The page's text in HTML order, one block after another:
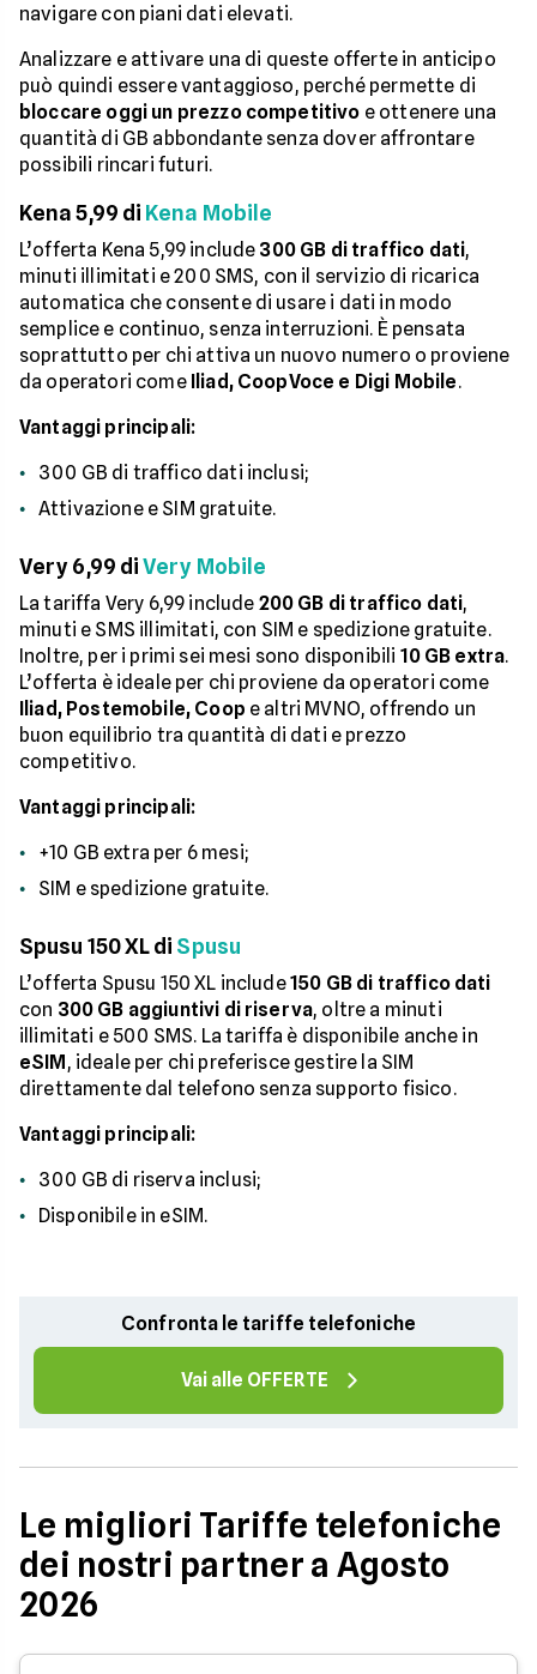
navigare con piani dati elevati.
Analizzare e attivare una di queste offerte in anticipo
può quindi essere vantaggioso, perché permette di
bloccare oggi un prezzo competitivo e ottenere una
quantità di GB abbondante senza dover affrontare
possibili rincari futuri.
Kena 5,99 di Kena Mobile
L’offerta Kena 5,99 include 300 GB di traffico dati,
minuti illimitati e 200 SMS, con il servizio di ricarica
automatica che consente di usare i dati in modo
semplice e continuo, senza interruzioni. È pensata
soprattutto per chi attiva un nuovo numero o proviene
da operatori come Iliad, CoopVoce e Digi Mobile.
Vantaggi principali:
300 GB di traffico dati inclusi;
Attivazione e SIM gratuite.
Very 6,99 diVery Mobile
La tariffa Very 6,99 include 200 GB di traffico dati,
minuti e SMS illimitati, con SIM e spedizione gratuite.
Inoltre, per i primi sei mesi sono disponibili 10 GB extra.
L’offerta è ideale per chi proviene da operatori come
Iliad, Postemobile, Coop e altri MVNO, offrendo un
buon equilibrio tra quantità di dati e prezzo
competitivo.
Vantaggi principali:
+10 GB extra per 6 mesi;
SIM e spedizione gratuite.
Spusu 150 XL di Spusu
L’offerta Spusu 150 XL include150 GB di traffico dati
con 300 GB aggiuntivi di riserva, oltre a minuti
illimitati e 500 SMS. La tariffa è disponibile anche in
eSIM, ideale per chi preferisce gestire la SIM
direttamente dal telefono senza supporto fisico.
Vantaggi principali:
300 GB di riserva inclusi;
Disponibile in eSIM.
Confronta le tariffe telefoniche
Vai alle OFFERTE
Le migliori Tariffe telefoniche
dei nostri partner a Agosto
2026